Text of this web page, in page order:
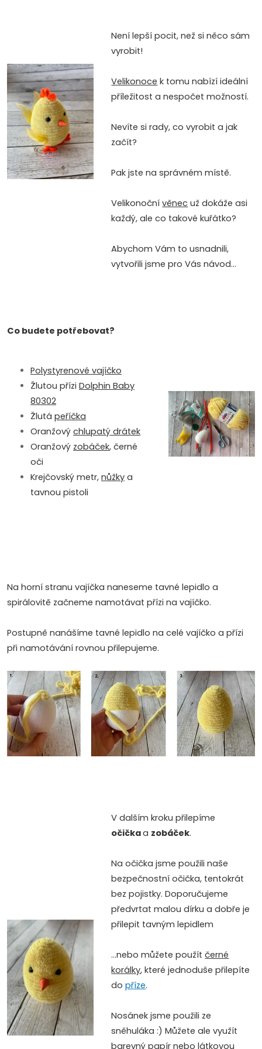
Není lepší pocit, než si něco sám
vyrobit!
Velikonoce k tomu nabízí ideální
příležitost a nespočet možností.
Nevíte si rady, co vyrobit a jak
začít?
Pak jste na správném místě.
Velikonočnívěnec už dokáže asi
každý, ale co takové kuřátko?
Abychom Vám to usnadnili,
vytvořili jsme pro Vás návod...
Co budete potřebovat?
Polystyrenové vajíčko
Žlutou přízi Dolphin Baby
80302
Žlutá peříčka
Oranžový chlupatý drátek
Oranžový zobáček, černé
oči
Krejčovský metr, nůžky a
tavnou pistoli
Na horní stranu vajíčka naneseme tavné lepidlo a
spirálovitě začneme namotávat přízi na vajíčko.
Postupně nanášíme tavné lepidlo na celé vajíčko a přízi
při namotávání rovnou přilepujeme.
V dalším kroku přilepíme
očičkaa zobáček.
Na očička jsme použili naše
bezpečnostní očička, tentokrát
bez pojistky. Doporučujeme
předvrtat malou dírku a dobře je
přilepit tavným lepidlem
...nebo můžete použítčerné
korálky, které jednoduše přilepíte
dopříze.
Nosánek jsme použili ze
sněhuláka :) Můžete ale využít
barevný papír nebolátkovou